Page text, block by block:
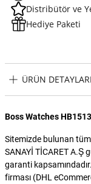
Distribütör ve
Hediye Paketi
ÜRÜN DETAYLARI
Boss Watches
Sitemizde bulunan tüm
SANAYİ TİCARET A.Ş
garanti
firması (DHL